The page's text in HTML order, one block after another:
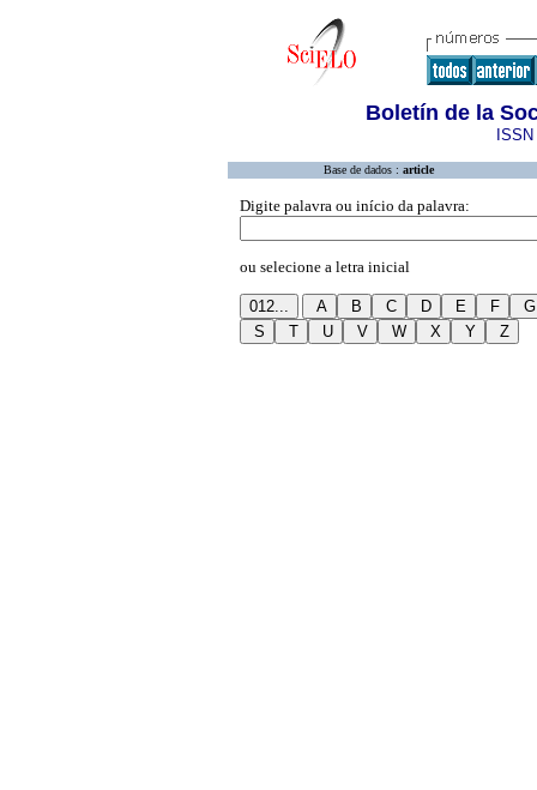
Boletín de la
Base de dados : article
Digite palavra ou início da palavra:
ou selecione a letra inicial